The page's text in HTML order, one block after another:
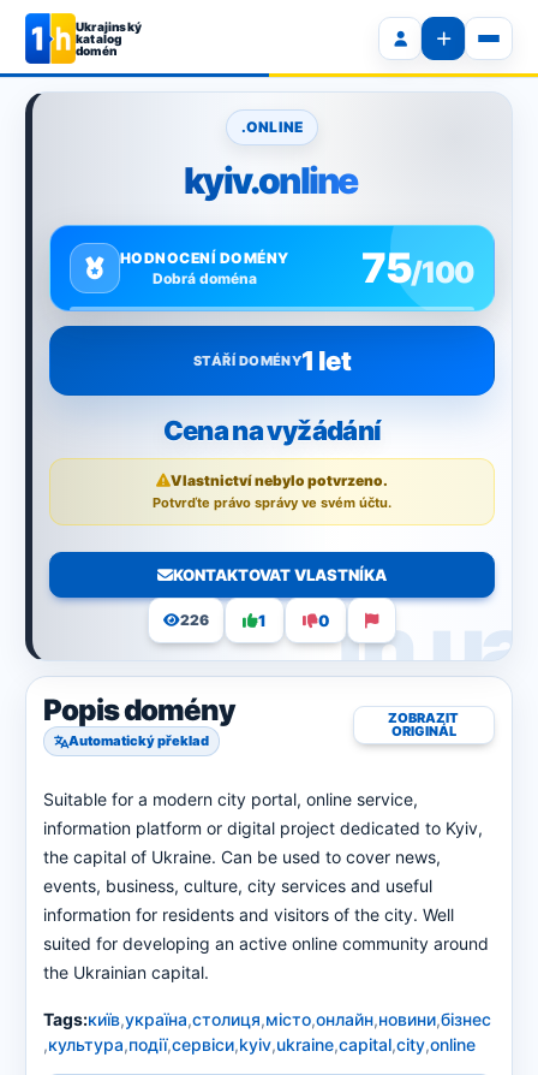
Ukrajinský
katalog
domén
.ONLINE
kyiv.online
HODNOCENÍ DOMÉNY
Dobrá doména
75/100
STÁŘÍ DOMÉNY1 let
Cena na vyžádání
Vlastnictví nebylo potvrzeno.
Potvrďte právo správy ve svém účtu.
KONTAKTOVAT VLASTNÍKA
226 1 0
Popis domény
Automatický překlad
ZOBRAZIT
ORIGINÁL
Suitable for a modern city portal, online service,
information platform or digital project dedicated to Kyiv,
the capital of Ukraine. Can be used to cover news,
events, business, culture, city services and useful
information for residents and visitors of the city. Well
suited for developing an active online community around
the Ukrainian capital.
Tags:київ,україна,столиця,місто,онлайн,новини,бізнес
,культура,події,сервіси,kyiv,ukraine,capital,city,online